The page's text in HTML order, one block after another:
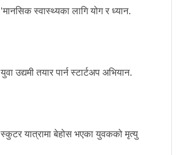
‘मानसिक स्वास्थ्यका लागि योग र ध्यान.
युवा उद्यमी तयार पार्न स्टार्टअप अभियान.
स्कुटर यात्रामा बेहोस भएका युवकको मृत्यु